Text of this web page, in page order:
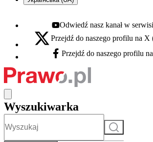
Youtube - otwiera się w nowej karcie
Odwiedź nasz kanał w
X - otwiera się w nowej karcie
Przejdź do naszego profilu na
Facebook - otwiera się w nowej karcie
Przejdź do naszego profilu
Wyszukiwarka
Szukaj